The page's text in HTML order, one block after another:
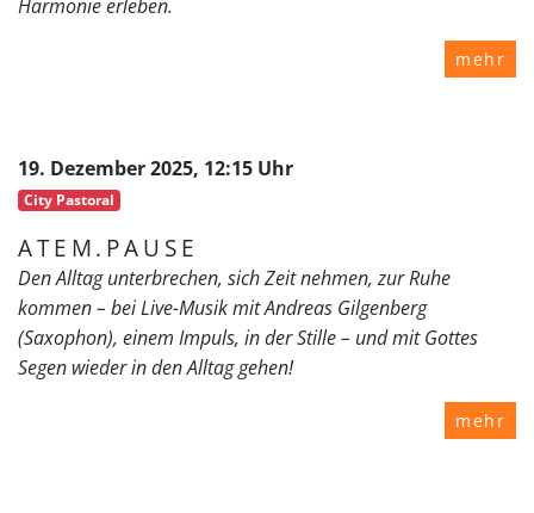
Harmonie erleben.
mehr
19. Dezember 2025, 12:15 Uhr
City Pastoral
ATEM.PAUSE
Den Alltag unterbrechen, sich Zeit nehmen, zur Ruhe
kommen – bei Live-Musik mit Andreas Gilgenberg
(Saxophon), einem Impuls, in der Stille – und mit Gottes
Segen wieder in den Alltag gehen!
mehr